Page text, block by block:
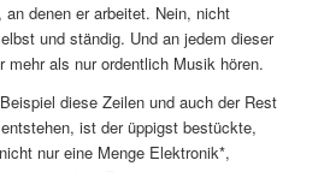
denen er arbeitet. Nein, nicht
und ständig. Und an jedem dieser
mehr als nur ordentlich Musik hören.
diese Zeilen und auch der Rest
ist der üppigst bestückte,
nur eine Menge Elektronik*,